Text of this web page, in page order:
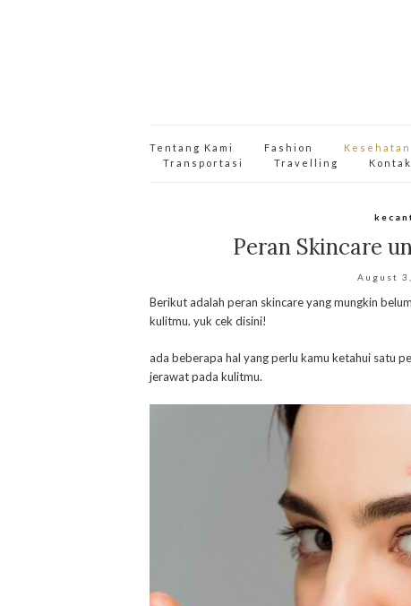
Tentang Kami Fashion Kesehatan
Transportasi
Travelling Kontak
Peran Skincare
August
Berikut adalah peran skincare yang mungkin
kulitmu. yuk cek disini!
ada beberapa hal yang perlu kamu ketahui satu
jerawat pada kulitmu.